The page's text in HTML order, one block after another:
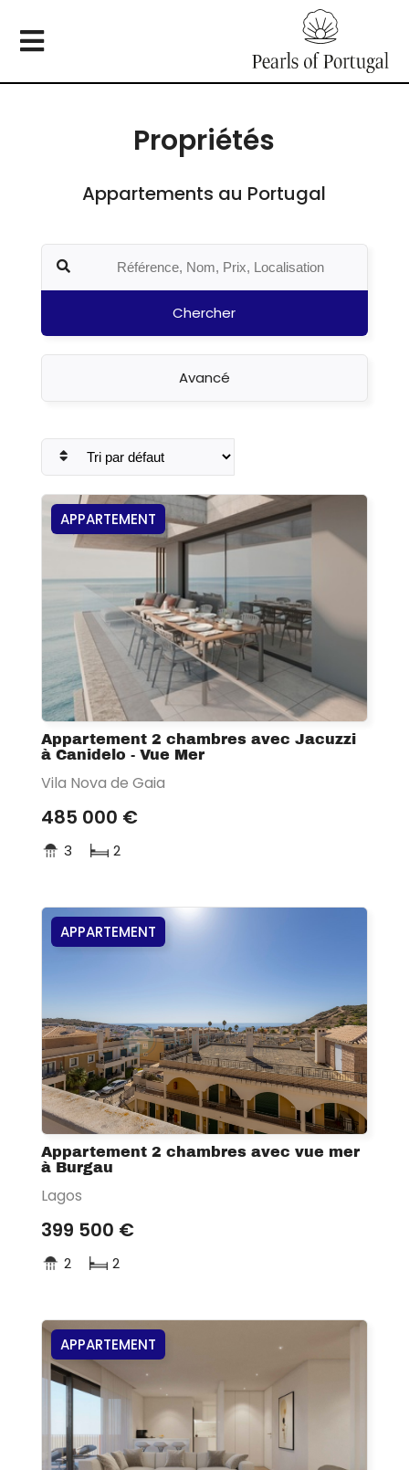
Propriétés
Appartements au Portugal
Chercher
Avancé
APPARTEMENT
Appartement 2 chambres avec Jacuzzi
à Canidelo - Vue Mer
Vila Nova de Gaia
485 000 €
3 2
APPARTEMENT
Appartement 2 chambres avec vue mer
à Burgau
Lagos
399 500 €
2 2
APPARTEMENT